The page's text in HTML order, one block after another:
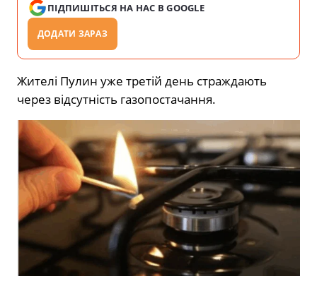
ПІДПИШІТЬСЯ НА НАС В GOOGLE
ДОДАТИ ЗАРАЗ
Жителі Пулин уже третій день страждають
через відсутність газопостачання.